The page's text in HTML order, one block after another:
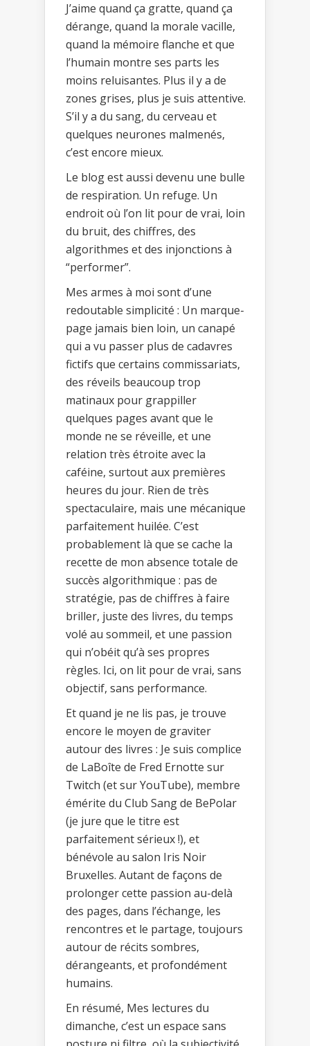
J’aime quand ça gratte, quand ça
dérange, quand la morale vacille,
quand la mémoire flanche et que
l’humain montre ses parts les
moins reluisantes. Plus il y a de
zones grises, plus je suis attentive.
S’il y a du sang, du cerveau et
quelques neurones malmenés,
c’est encore mieux.
Le blog est aussi devenu une bulle
de respiration. Un refuge. Un
endroit où l’on lit pour de vrai, loin
du bruit, des chiffres, des
algorithmes et des injonctions à
“performer”.
Mes armes à moi sont d’une
redoutable simplicité : Un marque-
page jamais bien loin, un canapé
qui a vu passer plus de cadavres
fictifs que certains commissariats,
des réveils beaucoup trop
matinaux pour grappiller
quelques pages avant que le
monde ne se réveille, et une
relation très étroite avec la
caféine, surtout aux premières
heures du jour. Rien de très
spectaculaire, mais une mécanique
parfaitement huilée. C’est
probablement là que se cache la
recette de mon absence totale de
succès algorithmique : pas de
stratégie, pas de chiffres à faire
briller, juste des livres, du temps
volé au sommeil, et une passion
qui n’obéit qu’à ses propres
règles. Ici, on lit pour de vrai, sans
objectif, sans performance.
Et quand je ne lis pas, je trouve
encore le moyen de graviter
autour des livres : Je suis complice
de LaBoîte de Fred Ernotte sur
Twitch (et sur YouTube), membre
émérite du Club Sang de BePolar
(je jure que le titre est
parfaitement sérieux !), et
bénévole au salon Iris Noir
Bruxelles. Autant de façons de
prolonger cette passion au-delà
des pages, dans l’échange, les
rencontres et le partage, toujours
autour de récits sombres,
dérangeants, et profondément
humains.
En résumé, Mes lectures du
dimanche, c’est un espace sans